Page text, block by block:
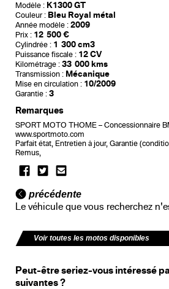
Modèle : K1300 GT
Couleur : Bleu Royal métal
Année modèle : 2009
Prix : 12 500 €
Cylindrée : 1 300 cm3
Puissance fiscale : 12 CV
Kilométrage : 33 000 kms
Transmission : Mécanique
Mise en circulation : 10/2009
Garantie : 3
Remarques
SPORT MOTO THOME – Concessionnaire
www.sportmoto.com
Parfait état, Entretien à jour, Garantie
Remus,
précédente
Le véhicule que vous recherchez
Voir toutes les motos disponibles
Peut-être seriez-vous intéressé
suivantes ?